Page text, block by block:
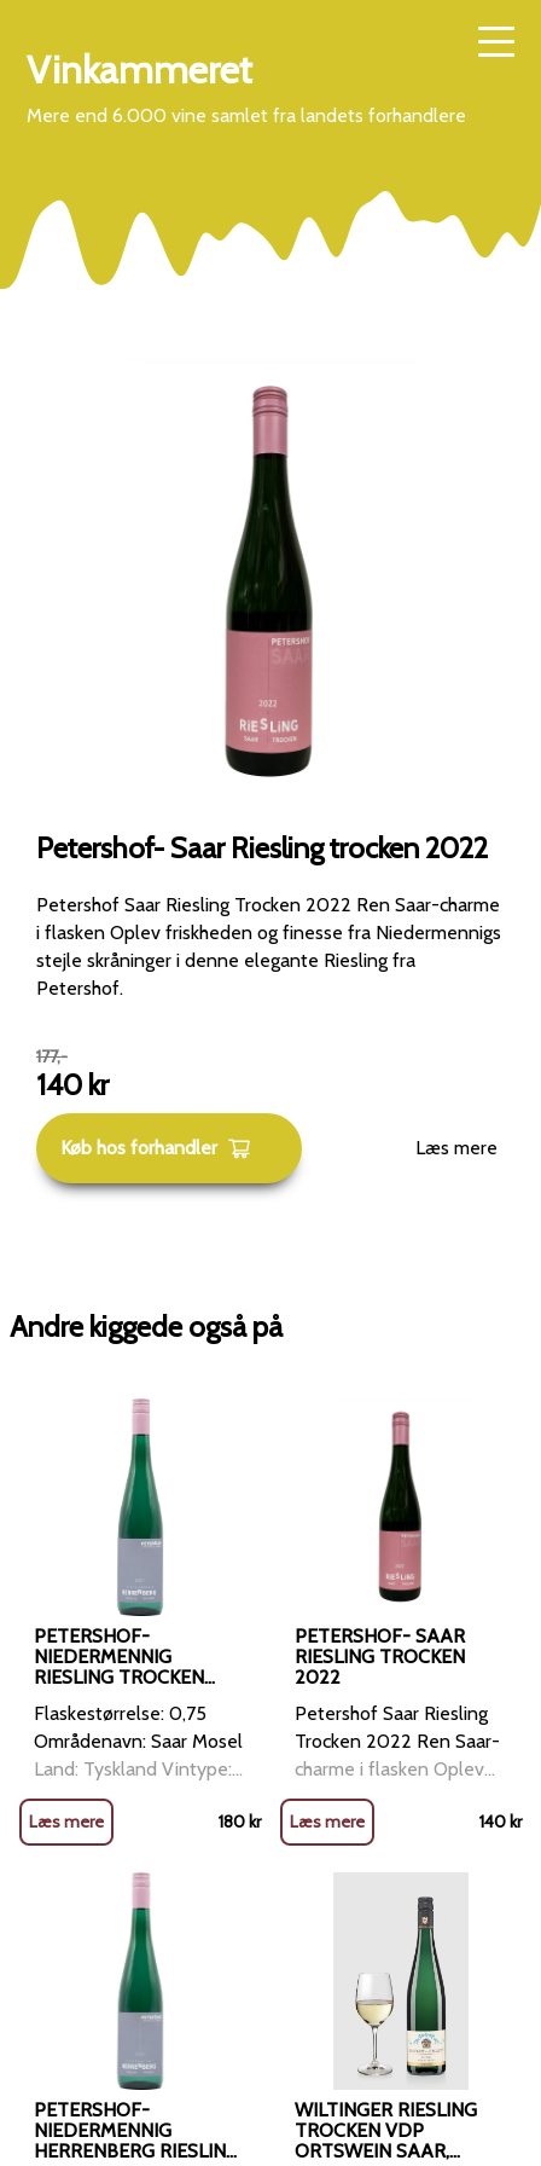
Vinkammeret
Mere end 6.000 vine samlet fra landets forhandlere
Petershof- Saar Riesling trocken 2022
Petershof Saar Riesling Trocken 2022 Ren Saar-charme
i flasken Oplev friskheden og finesse fra Niedermennigs
stejle skråninger i denne elegante Riesling fra
Petershof.
177,-
140 kr
Køb hos forhandler Læs mere
Andre kiggede også på
PETERSHOF-
NIEDERMENNIG
RIESLING TROCKEN
Flaskestørrelse: 0,75
Områdenavn: Saar Mosel
Land: Tyskland Vintype:
Hvidvin Anbefales til:
Druer: 100% Riesling
Økologisk: Green & fair
Vinhus: Weinmanufaktur
Læs mere 180kr
PETERSHOF- SAAR
RIESLING TROCKEN
2022
Petershof Saar Riesling
Trocken 2022 Ren Saar-
charme i flasken Oplev
friskheden og finesse fra
Niedermennigs stejle
skråninger i denne
elegante Riesling fra
Petershof. Saar Riesling
Trocken 2022 er et ægte
udtryk for terroiret i
området, hvor yngre
Læs mere 140kr
PETERSHOF-
NIEDERMENNIG
HERRENBERG RIESLING
WILTINGER RIESLING
TROCKEN VDP
ORTSWEIN SAAR,